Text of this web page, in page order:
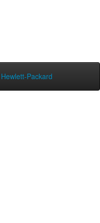
Hewlett-Packard